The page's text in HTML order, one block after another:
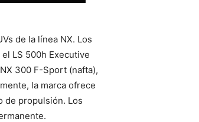
de la línea NX. Los
LS 500h Executive
300 F-Sport (nafta),
la marca ofrece
de propulsión. Los